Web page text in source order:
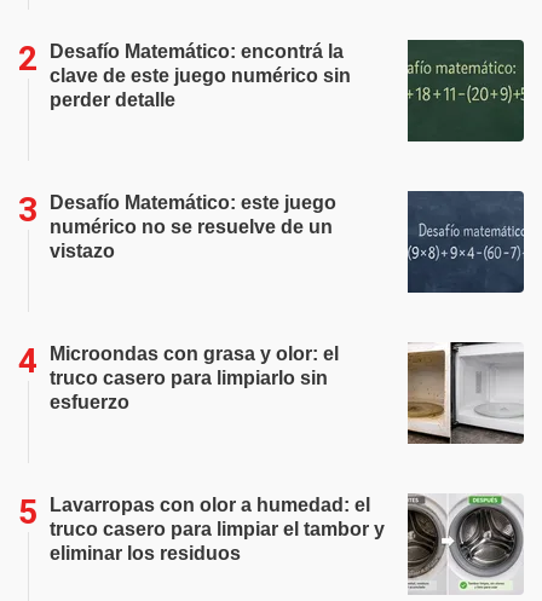
Desafío Matemático: encontrá la
clave de este juego numérico sin
perder detalle
Desafío Matemático: este juego
numérico no se resuelve de un
vistazo
Microondas con grasa y olor: el
truco casero para limpiarlo sin
esfuerzo
Lavarropas con olor a humedad: el
truco casero para limpiar el tambor y
eliminar los residuos